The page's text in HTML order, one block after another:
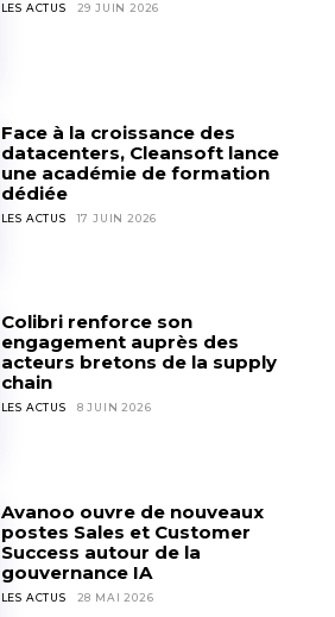
LES ACTUS 29 JUIN 2026
Face à la croissance des
datacenters, Cleansoft lance
une académie de formation
dédiée
LES ACTUS 17 JUIN 2026
Colibri renforce son
engagement auprès des
acteurs bretons de la supply
chain
LES ACTUS 8 JUIN 2026
Avanoo ouvre de nouveaux
postes Sales et Customer
Success autour de la
gouvernance IA
LES ACTUS 28 MAI 2026